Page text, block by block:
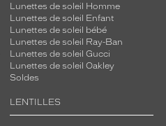
Lunettes de soleil Homme
Lunettes de soleil Enfant
Lunettes de soleil bébé
Lunettes de soleil Ray-Ban
Lunettes de soleil Gucci
Lunettes de soleil Oakley
Soldes
LENTILLES